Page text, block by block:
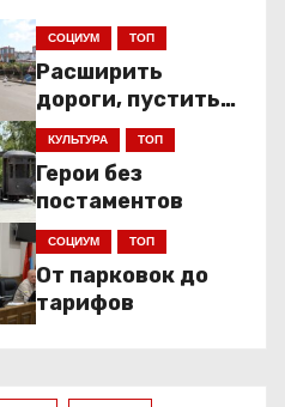
СОЦИУМ ТОП
Расширить
дороги, пустить
низкопольники
КУЛЬТУРА ТОП
Герои без
постаментов
СОЦИУМ ТОП
От парковок до
тарифов